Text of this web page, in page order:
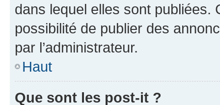
dans lequel elles sont publiées.
possibilité de publier des
par l’administrateur.
Haut
Que sont les post-it ?